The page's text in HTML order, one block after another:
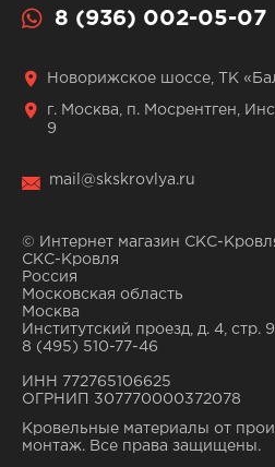
8 (936) 002-05-07
Новорижское шоссе, ТК
г. Москва, п. Мосрентген,
9
mail@skskrovlya.ru
© Интернет магазин СКС-
СКС-Кровля
Россия
Московская область
Москва
Институтский проезд, д. 4, стр. 9
8 (495) 510-77-46
ИНН 772765106625
ОГРНИП 307770000372078
Кровельные материалы от
монтаж. Все права защищены.